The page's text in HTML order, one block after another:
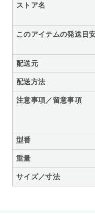
ストア名
このアイテムの発送目
配送元
配送方法
注意事項／留意事項
型番
重量
サイズ／寸法